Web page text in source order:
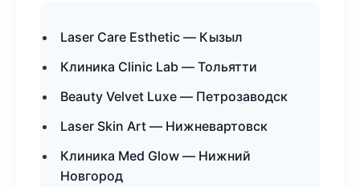
Laser Care Esthetic — Кызыл
Клиника Clinic Lab — Тольятти
Beauty Velvet Luxe — Петрозаводск
Laser Skin Art — Нижневартовск
Клиника Med Glow — Нижний
Новгород